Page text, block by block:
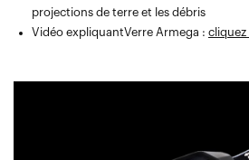
projections de terre et les débris
Vidéo expliquantVerre Armega : cliquez